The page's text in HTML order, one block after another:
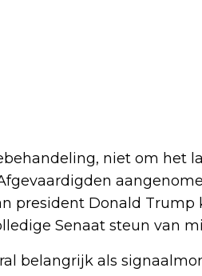
niet om het
president Donald Trump
Senaat steun van
belangrijk als